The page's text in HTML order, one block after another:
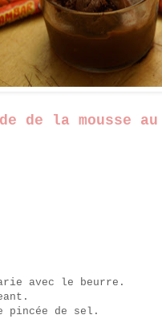
de la mousse
avec le beurre.
pincée de sel.